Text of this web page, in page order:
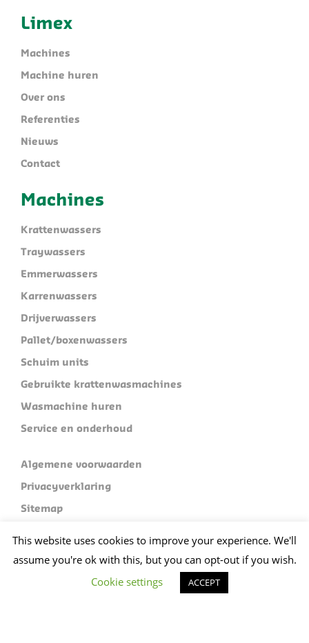
Limex
Machines
Machine huren
Over ons
Referenties
Nieuws
Contact
Machines
Krattenwassers
Traywassers
Emmerwassers
Karrenwassers
Drijverwassers
Pallet/boxenwassers
Schuim units
Gebruikte krattenwasmachines
Wasmachine huren
Service en onderhoud
Algemene voorwaarden
Privacyverklaring
Sitemap
Limex Machine Exploitatie B.V.
Industrieterrein 120
5981 NC Panningen
This website uses cookies to improve your experience. We'll
assume you're ok with this, but you can opt-out if you wish.
Cookie settings
ACCEPT